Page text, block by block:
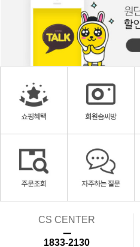
CS CENTER
ㅡ
1833-2130